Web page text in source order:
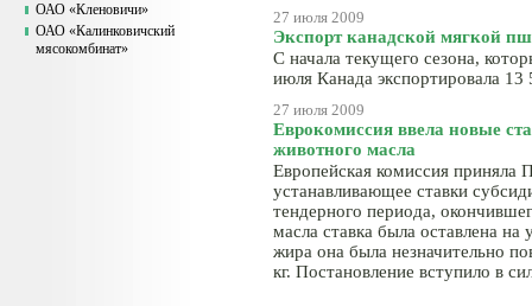
ОАО «Кленовичи»
ОАО «Калинковичский
мясокомбинат»
27 июля 2009
Экспорт канадской мягкой
С начала текущего сезона,
июля Канада экспортировала
27 июля 2009
Еврокомиссия ввела новые
животного масла
Европейская комиссия приняла
устанавливающее ставки
тендерного периода,
масла ставка была оставлена
жира она была незначительно
кг. Постановление вступило в